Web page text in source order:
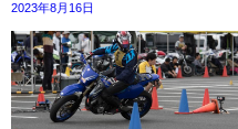
2023年8月16日